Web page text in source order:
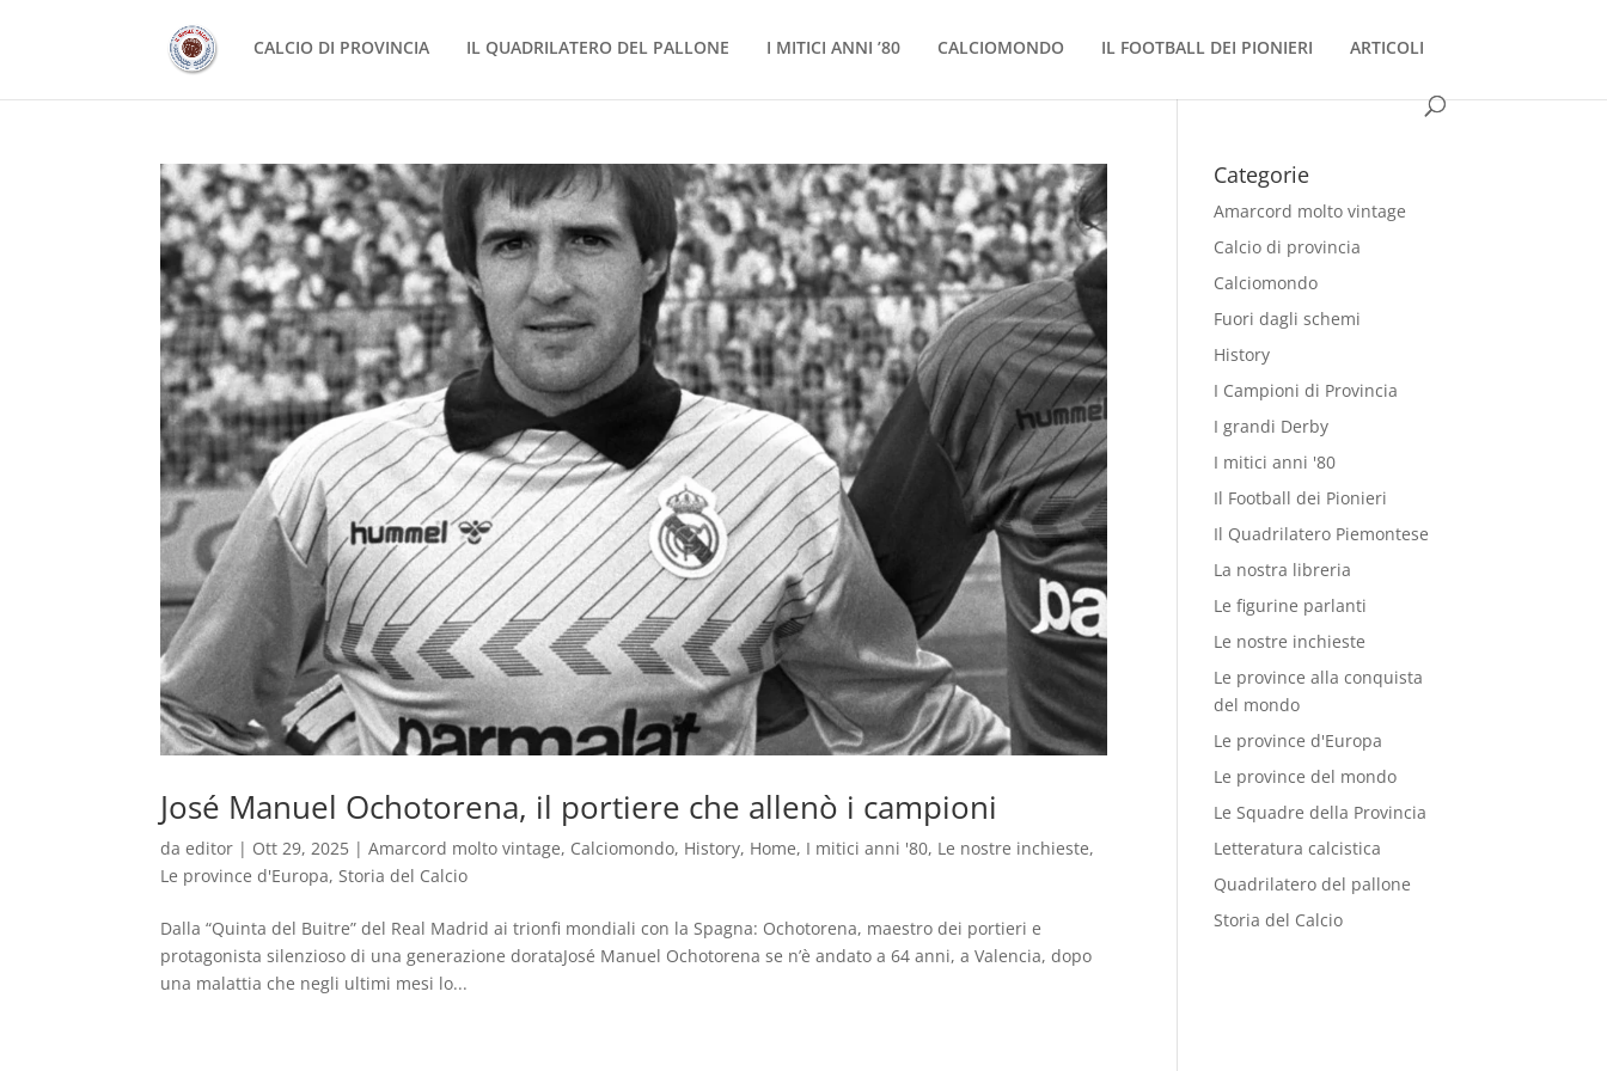
CALCIO DI PROVINCIA IL QUADRILATERO DEL PALLONE I MITICI ANNI ’80 CALCIOMONDO IL FOOTBALL DEI PIONIERI ARTICOLI
José Manuel Ochotorena, il portiere che allenò i campioni
daeditor | Ott 29, 2025 |Amarcord molto vintage, Calciomondo, History, Home, I mitici anni '80, Le nostre inchieste,
Le province d'Europa, Storia del Calcio
Dalla “Quinta del Buitre” del Real Madrid ai trionfi mondiali con la Spagna: Ochotorena, maestro dei portieri e
protagonista silenzioso di una generazione dorataJosé Manuel Ochotorena se n’è andato a 64 anni, a Valencia, dopo
una malattia che negli ultimi mesi lo...
Categorie
Amarcord molto vintage
Calcio di provincia
Calciomondo
Fuori dagli schemi
History
I Campioni di Provincia
I grandi Derby
I mitici anni '80
Il Football dei Pionieri
Il Quadrilatero Piemontese
La nostra libreria
Le figurine parlanti
Le nostre inchieste
Le province alla conquista
del mondo
Le province d'Europa
Le province del mondo
Le Squadre della Provincia
Letteratura calcistica
Quadrilatero del pallone
Storia del Calcio